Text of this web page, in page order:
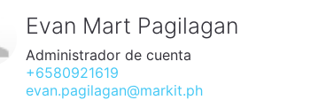
Evan Mart Pagilagan
Administrador de cuenta
+6580921619
evan.pagilagan@markit.ph